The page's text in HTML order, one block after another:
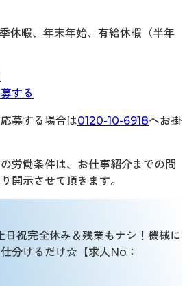
休暇、年末年始、有給休暇（半年
する
募する場合は0120-10-6918へお掛
労働条件は、お仕事紹介までの間
開示させて頂きます。
祝完全休み＆残業もナシ！機械に
分けるだけ☆【求人No：